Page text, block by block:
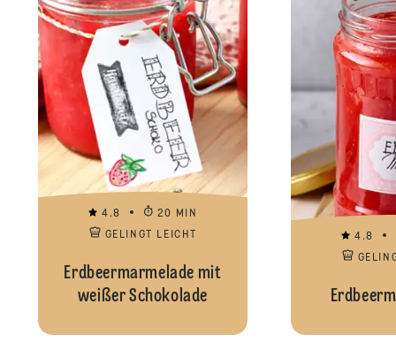
4.8
20 MIN
GELINGT LEICHT
Erdbeermarmelade mit
weißer Schokolade
4.8